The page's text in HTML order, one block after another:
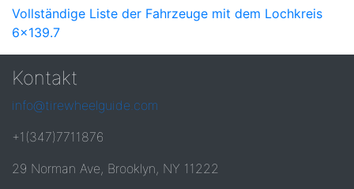
Vollständige Liste der Fahrzeuge mit dem Lochkreis
6x139.7
Kontakt
info@tirewheelguide.com
+1(347)7711876
29 Norman Ave, Brooklyn, NY 11222